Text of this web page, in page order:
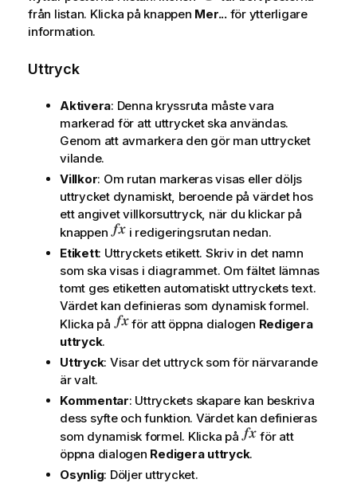
från listan. Klicka på knappen Mer...för ytterligare
information.
Uttryck
Aktivera: Denna kryssruta måste vara
markerad för att uttrycket ska användas.
Genom att avmarkera den gör man uttrycket
vilande.
Villkor: Om rutan markeras visas eller döljs
uttrycket dynamiskt, beroende på värdet hos
ett angivet villkorsuttryck, när du klickar på
knappen
i redigeringsrutan nedan.
Etikett: Uttryckets etikett. Skriv in det namn
som ska visas i diagrammet. Om fältet lämnas
tomt ges etiketten automatiskt uttryckets text.
Värdet kan definieras som dynamisk formel.
Klicka på
för att öppna dialogen Redigera
uttryck.
Uttryck: Visar det uttryck som för närvarande
är valt.
Kommentar: Uttryckets skapare kan beskriva
dess syfte och funktion. Värdet kan definieras
som dynamisk formel. Klicka på
för att
öppna dialogen Redigera uttryck.
Osynlig: Döljer uttrycket.